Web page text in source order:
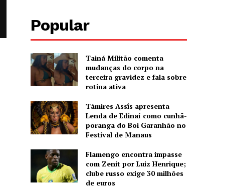
Popular
Tainá Militão comenta
mudanças do corpo na
terceira gravidez e fala sobre
rotina ativa
Tàmires Assîs apresenta
Lenda de Edinaí como cunhã-
poranga do Boi Garanhão no
Festival de Manaus
Flamengo encontra impasse
com Zenit por Luiz Henrique;
clube russo exige 30 milhões
de euros